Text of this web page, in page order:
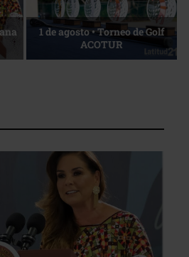
La esencia del servicio